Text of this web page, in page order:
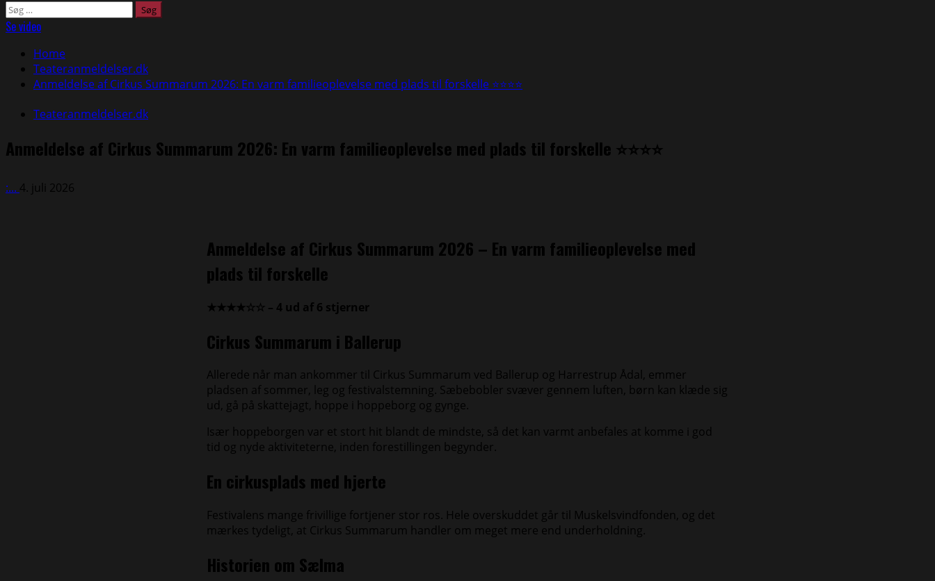
Søg
efter:
Se video
Home
Teateranmeldelser.dk
Anmeldelse af Cirkus Summarum 2026: En varm familieoplevelse med plads til forskelle ⭐⭐⭐⭐
Teateranmeldelser.dk
Anmeldelse af Cirkus Summarum 2026: En varm familieoplevelse med plads til forskelle ⭐⭐⭐⭐
:... 4. juli 2026
Anmeldelse af Cirkus Summarum 2026 – En varm familieoplevelse med
plads til forskelle
★★★★☆☆ – 4 ud af 6 stjerner
Cirkus Summarum i Ballerup
Allerede når man ankommer til Cirkus Summarum ved Ballerup og Harrestrup Ådal, emmer
pladsen af sommer, leg og festivalstemning. Sæbebobler svæver gennem luften, børn kan klæde sig
ud, gå på skattejagt, hoppe i hoppeborg og gynge.
Især hoppeborgen var et stort hit blandt de mindste, så det kan varmt anbefales at komme i god
tid og nyde aktiviteterne, inden forestillingen begynder.
En cirkusplads med hjerte
Festivalens mange frivillige fortjener stor ros. Hele overskuddet går til Muskelsvindfonden, og det
mærkes tydeligt, at Cirkus Summarum handler om meget mere end underholdning.
Historien om Sælma